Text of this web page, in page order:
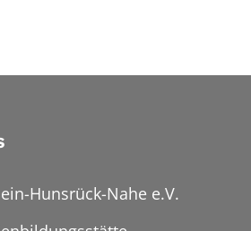
Hunsrück-Nahe e.V.